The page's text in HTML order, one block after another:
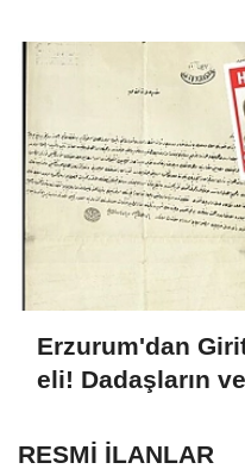
Erzurum'dan
eli! Dadaşların
RESMİ İLANLAR